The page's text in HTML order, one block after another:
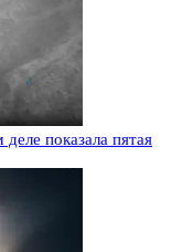
показала пятая